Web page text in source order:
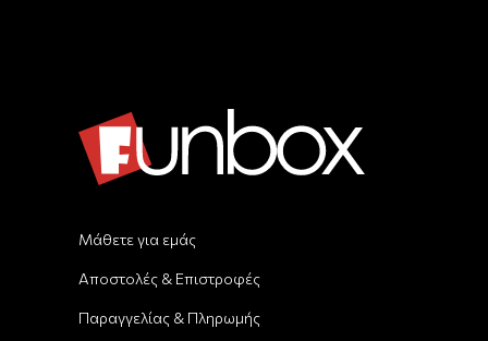
Μάθετε για εμάς
Αποστολές & Επιστροφές
Παραγγελίας & Πληρωμής